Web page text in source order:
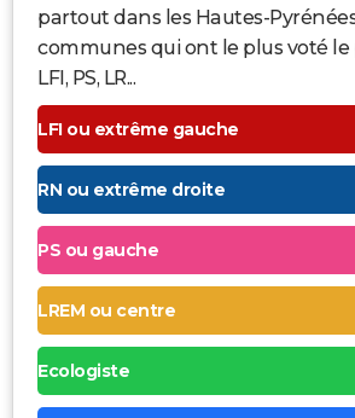
partout dans les Hautes-
communes qui ont le plus voté le
LFI, PS, LR...
LFI ou extrême gauche
RN ou extrême droite
PS ou gauche
LREM ou centre
Ecologiste